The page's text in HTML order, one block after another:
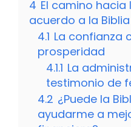
4 El camino
acuerdo a la Biblia
4.1 La confianza
prosperidad
4.1.1 La
testimonio de
4.2 ¿Puede la
ayudarme a